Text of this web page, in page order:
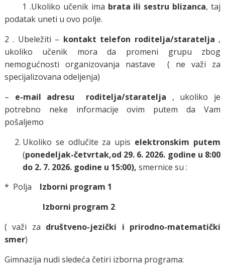
1 .Ukoliko učenik ima brata ili sestru blizanca, taj
podatak uneti u ovo polje.
2 . Ubeležiti – kontakt telefon roditelja/staratelja ,
ukoliko učenik mora da promeni grupu zbog
nemogućnosti organizovanja nastave ( ne važi za
specijalizovana odeljenja)
– e-mail adresu roditelja/staratelja , ukoliko je
potrebno neke informacije ovim putem da Vam
pošaljemo
Ukoliko se odlučite za upis elektronskim putem
(ponedeljak-četvrtak,od 29. 6. 2026. godine u 8:00
do 2. 7. 2026. godine u 15:00), smernice su :
* Polja Izborni program 1
Izborni program 2
( važi za društveno-jezički i prirodno-matematički
smer)
Gimnazija nudi sledeća četiri izborna programa: